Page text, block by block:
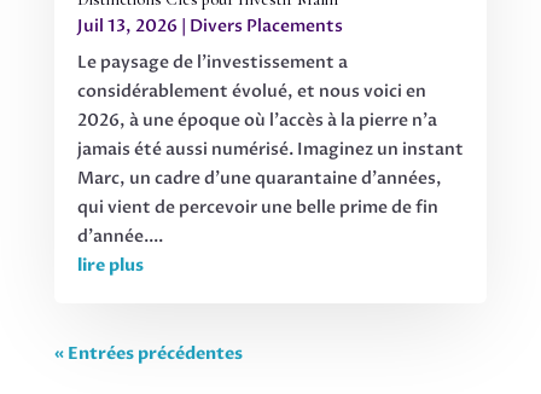
Juil 13, 2026 | Divers Placements
Le paysage de l’investissement a
considérablement évolué, et nous voici en
2026, à une époque où l’accès à la pierre n’a
jamais été aussi numérisé. Imaginez un instant
Marc, un cadre d’une quarantaine d’années,
qui vient de percevoir une belle prime de fin
d’année....
lire plus
« Entrées précédentes